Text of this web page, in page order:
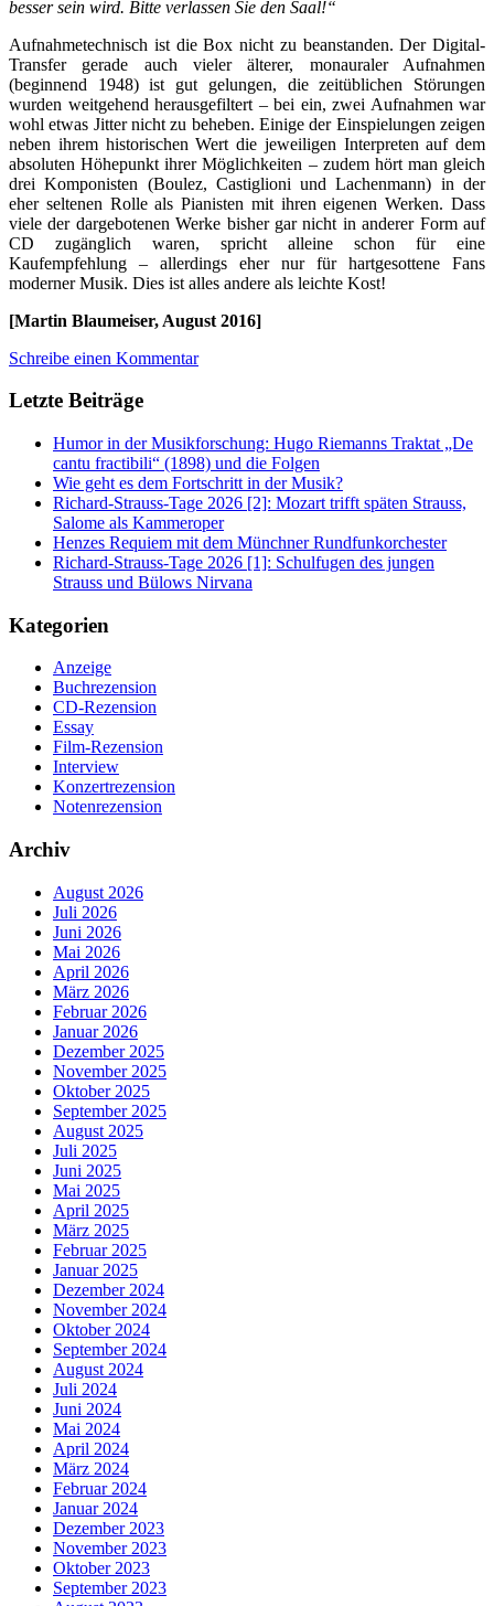
besser sein wird. Bitte verlassen Sie den Saal!“
Aufnahmetechnisch ist die Box nicht zu beanstanden. Der Digital-
Transfer gerade auch vieler älterer, monauraler Aufnahmen
(beginnend 1948) ist gut gelungen, die zeitüblichen Störungen
wurden weitgehend herausgefiltert – bei ein, zwei Aufnahmen war
wohl etwas Jitter nicht zu beheben. Einige der Einspielungen zeigen
neben ihrem historischen Wert die jeweiligen Interpreten auf dem
absoluten Höhepunkt ihrer Möglichkeiten – zudem hört man gleich
drei Komponisten (Boulez, Castiglioni und Lachenmann) in der
eher seltenen Rolle als Pianisten mit ihren eigenen Werken. Dass
viele der dargebotenen Werke bisher gar nicht in anderer Form auf
CD zugänglich waren, spricht alleine schon für eine
Kaufempfehlung – allerdings eher nur für hartgesottene Fans
moderner Musik. Dies ist alles andere als leichte Kost!
[Martin Blaumeiser, August 2016]
Schreibe einen Kommentar
Letzte Beiträge
Humor in der Musikforschung: Hugo Riemanns Traktat „De
cantu fractibili“ (1898) und die Folgen
Wie geht es dem Fortschritt in der Musik?
Richard-Strauss-Tage 2026 [2]: Mozart trifft späten Strauss,
Salome als Kammeroper
Henzes Requiem mit dem Münchner Rundfunkorchester
Richard-Strauss-Tage 2026 [1]: Schulfugen des jungen
Strauss und Bülows Nirvana
Kategorien
Anzeige
Buchrezension
CD-Rezension
Essay
Film-Rezension
Interview
Konzertrezension
Notenrezension
Archiv
August 2026
Juli 2026
Juni 2026
Mai 2026
April 2026
März 2026
Februar 2026
Januar 2026
Dezember 2025
November 2025
Oktober 2025
September 2025
August 2025
Juli 2025
Juni 2025
Mai 2025
April 2025
März 2025
Februar 2025
Januar 2025
Dezember 2024
November 2024
Oktober 2024
September 2024
August 2024
Juli 2024
Juni 2024
Mai 2024
April 2024
März 2024
Februar 2024
Januar 2024
Dezember 2023
November 2023
Oktober 2023
September 2023